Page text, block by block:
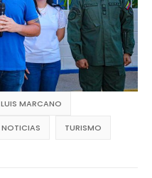
LUIS MARCANO
NOTICIAS TURISMO